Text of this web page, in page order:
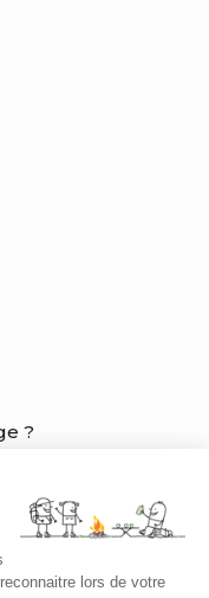
lors de votre
?